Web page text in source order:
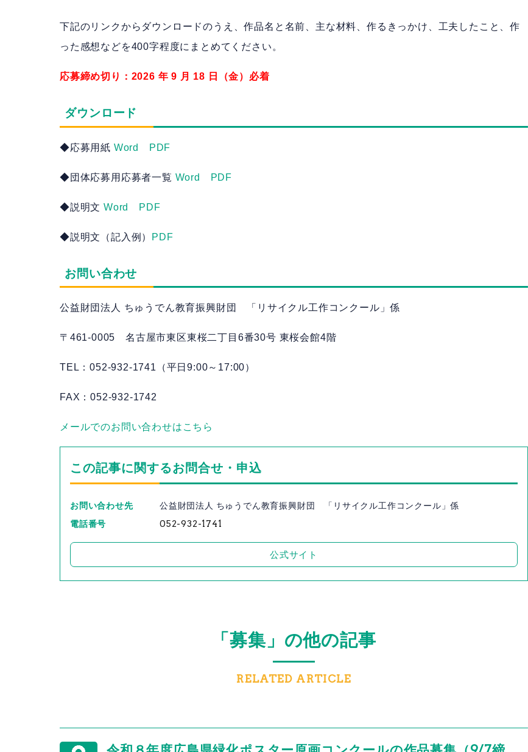
下記のリンクからダウンロードのうえ、作品名と名前、主な材料、作るきっかけ、工夫したこと、作
った感想などを400字程度にまとめてください。
応募締め切り：2026 年 9 月 18 日（金）必着
ダウンロード
◆応募用紙 Word PDF
◆団体応募用応募者一覧 Word PDF
◆説明文 Word PDF
◆説明文（記入例） PDF
お問い合わせ
公益財団法人 ちゅうでん教育振興財団 「リサイクル工作コンクール」係
〒461-0005 名古屋市東区東桜二丁目6番30号 東桜会館4階
TEL：052-932-1741（平日9:00～17:00）
FAX：052-932-1742
メールでのお問い合わせはこちら
この記事に関するお問合せ・申込
お問い合わせ先
公益財団法人 ちゅうでん教育振興財団 「リサイクル工作コンクール」係
電話番号
052-932-1741
公式サイト
「募集」の他の記事
RELATED ARTICLE